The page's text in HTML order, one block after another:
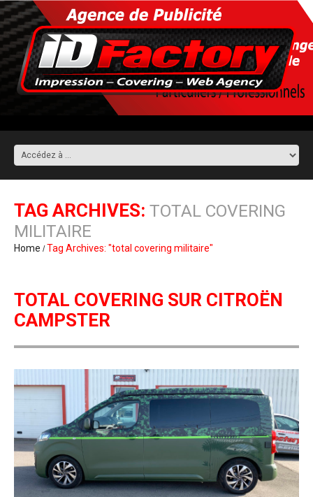
TAG ARCHIVES: TOTAL COVERING
MILITAIRE
Home Tag Archives: "total covering militaire"
TOTAL COVERING SUR CITROËN
CAMPSTER